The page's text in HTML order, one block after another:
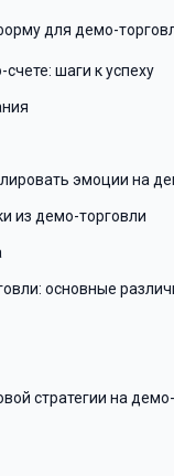
для демо-
шаги к успеху
эмоции на
из демо-торговли
основные
стратегии на